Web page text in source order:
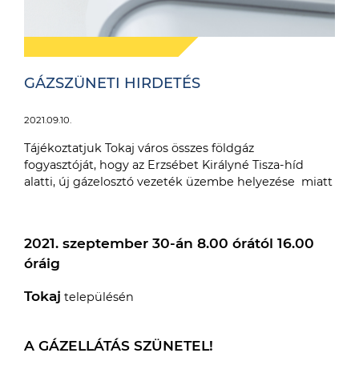
GÁZSZÜNETI HIRDETÉS
2021.09.10.
Tájékoztatjuk Tokaj város összes földgáz
fogyasztóját, hogy az Erzsébet Királyné Tisza-híd
alatti, új gázelosztó vezeték üzembe helyezése miatt
2021. szeptember 30-án 8.00 órától 16.00
óráig
Tokaj településén
A GÁZELLÁTÁS SZÜNETEL!